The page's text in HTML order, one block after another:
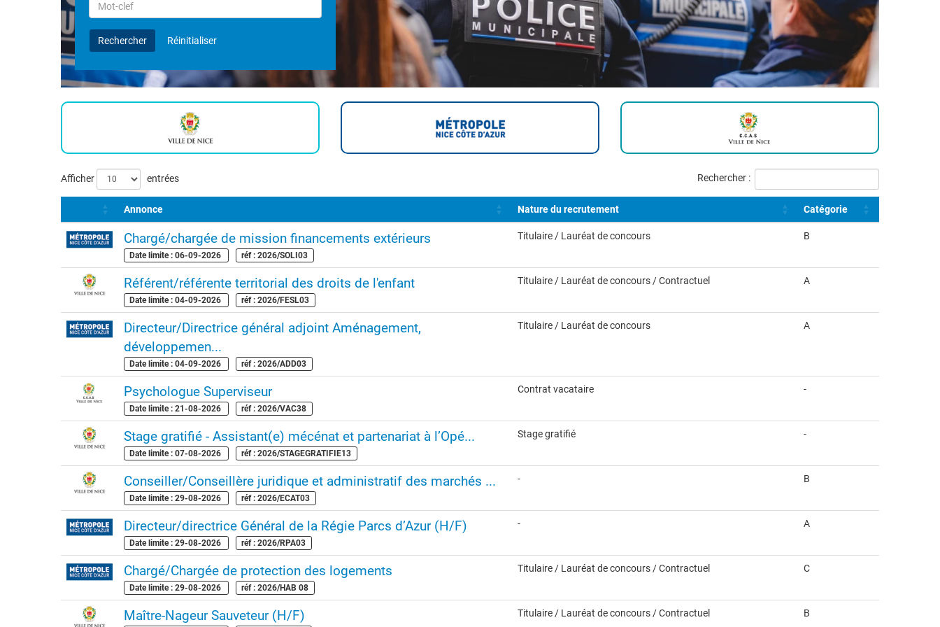
par
Mot-
clefRechercher Réinitialiser
Liste
des
offres
Afficher entrées Rechercher :
Annonce Nature du recrutement Catégorie
Chargé/chargée de mission financements extérieurs
Date limite : 06-09-2026 réf : 2026/SOLI03
Titulaire / Lauréat de concours B
Référent/référente territorial des droits de l'enfant
Date limite : 04-09-2026 réf : 2026/FESL03
Titulaire / Lauréat de concours / Contractuel A
Directeur/Directrice général adjoint Aménagement,
développemen...
Date limite : 04-09-2026 réf : 2026/ADD03
Titulaire / Lauréat de concours A
Psychologue Superviseur
Date limite : 21-08-2026 réf : 2026/VAC38
Contrat vacataire -
Stage gratifié - Assistant(e) mécénat et partenariat à l’Opé...
Date limite : 07-08-2026 réf : 2026/STAGEGRATIFIE13
Stage gratifié -
Conseiller/Conseillère juridique et administratif des marchés ...
Date limite : 29-08-2026 réf : 2026/ECAT03
- B
Directeur/directrice Général de la Régie Parcs d’Azur (H/F)
Date limite : 29-08-2026 réf : 2026/RPA03
- A
Chargé/Chargée de protection des logements
Date limite : 29-08-2026 réf : 2026/HAB 08
Titulaire / Lauréat de concours / Contractuel C
Maître-Nageur Sauveteur (H/F) Titulaire / Lauréat de concours / Contractuel B